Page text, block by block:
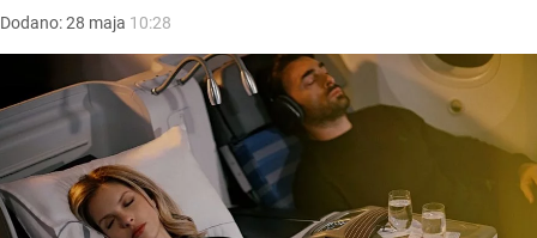
Dodano:28 maja 10:28